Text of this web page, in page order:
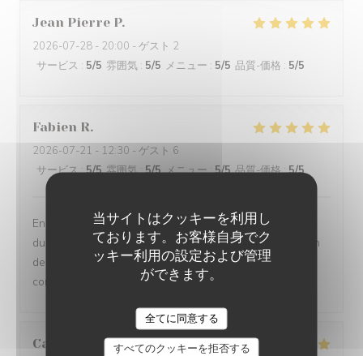
当サイトはクッキーを利用し
ております。お客様自身でク
ッキー利用の設定および管理
ができます。
全てに同意する
すべてのクッキーを拒否する
Jean Pierre P
2026-07-28 - 20:00 - ゲスト 2
サービス : 5/5 雰囲気 : 5/5 メニュー : 5/5 品質-価格 : 5/5
Fabien R
2026-07-21 - 12:30 - ゲスト 6
サービス:5/5 雰囲気:5/5 メニュー:5/5 品質-価格:5/5
Encore une fois au top, et en plus de ça , belle surprise
du menu enfant offert et du verre de vin aussi. Sans rien
demander, c’est ce qu’on appelle, avoir le sens
commercial. Merci beaucoup … À bientôt
Catherine G
VIN SUR VIN